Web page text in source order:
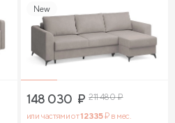
New
148 030 ₽ 211 480₽
или частями от12 335₽ в мес.